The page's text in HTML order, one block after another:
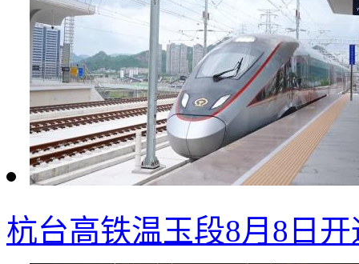
杭台高铁温玉段8月8日